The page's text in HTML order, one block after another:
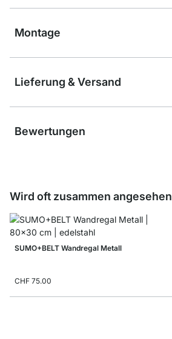
Montage
Lieferung & Versand
Bewertungen
Wird oft zusammen angesehen
SUMO+BELT Wandregal Metall
CHF 75.00